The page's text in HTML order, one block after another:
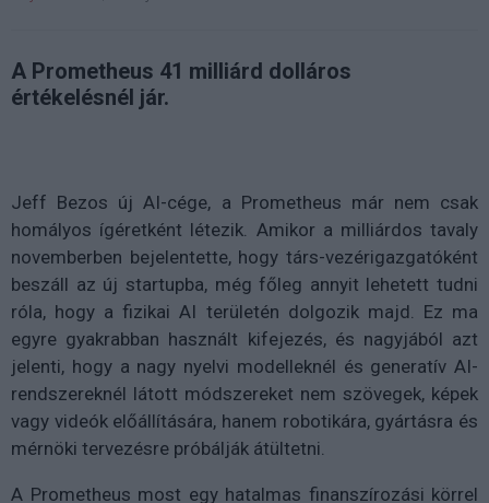
A Prometheus 41 milliárd dolláros
értékelésnél jár.
Jeff Bezos új AI-cége, a Prometheus már nem csak
homályos ígéretként létezik. Amikor a milliárdos tavaly
novemberben bejelentette, hogy társ-vezérigazgatóként
beszáll az új startupba, még főleg annyit lehetett tudni
róla, hogy a fizikai AI területén dolgozik majd. Ez ma
egyre gyakrabban használt kifejezés, és nagyjából azt
jelenti, hogy a nagy nyelvi modelleknél és generatív AI-
rendszereknél látott módszereket nem szövegek, képek
vagy videók előállítására, hanem robotikára, gyártásra és
mérnöki tervezésre próbálják átültetni.
A Prometheus most egy hatalmas finanszírozási körrel